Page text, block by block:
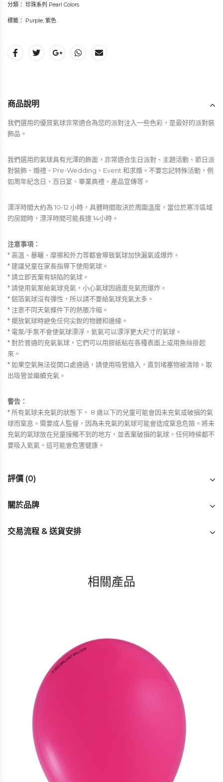
分類： 珍珠系列 Pearl Colors
標籤： Purple, 紫色
商品說明
我們選用的優質氣球非常適合為您的派對注入一些色彩，是最好的派對裝
飾品。
我們選用的氣球具有光澤的飾面，非常適合生日派對、主題活動、節日派
對裝飾、婚禮、Pre-Wedding、Event 和求婚。不要忘記特殊活動，例
如周年紀念日、百日宴、畢業典禮、產品宣傳等。
漂浮時間大約為 10-12 小時，具體時間取決於周圍溫度，當位於寒冷區域
的房間時，漂浮時間可能長達 14小時。
注意事項：
* 高溫、暴曬、摩擦和外力等都會導致氣球加快漏氣或爆炸。
* 建議兒童在家長指導下使用氣球。
* 請立即丟棄有缺陷的氣球。
* 請使用氣泵給氣球充氣，小心氣球因過度充氣而爆炸。
* 鋁箔氣球沒有彈性，所以請不要給氣球充氣太多。
* 注意不同天氣條件下的熱脹冷縮。
* 擺放氣球時避免任何尖銳的物體和邊緣。
* 電泵/手泵不會使氣球漂浮。氦氣可以漂浮更大尺寸的氣球。
* 對於普通的充氣氣球，它們可以用膠紙粘在各種表面上或用魚絲掛起
來。
* 如果空氣無法從開口處通過，請使用吸管插入，直到堵塞物被清除。取
出吸管並繼續充氣。
警告：
* 所有氣球未充氣的狀態下， 8 歲以下的兒童可能會因未充氣或破損的氣
球而窒息。需要成人監督，因為未充氣的氣球可能會造成窒息危險。將未
充氣的氣球放在兒童接觸不到的地方，並丟棄破損的氣球。任何時候都不
要吸入氦氣，這可能會危害健康。
評價 (0)
關於品牌
交易流程 & 送貨安排
相關產品